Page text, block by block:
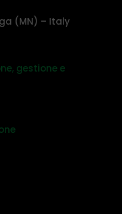
(MN) – Italy
gestione e